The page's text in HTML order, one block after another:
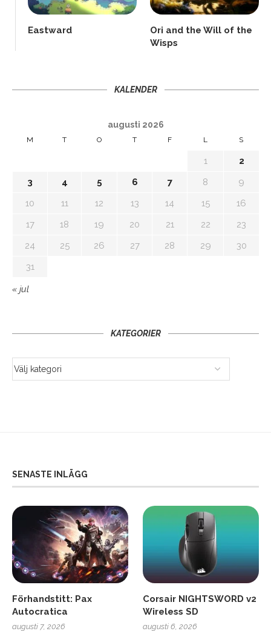
Eastward
Ori and the Will of the
Wisps
KALENDER
augusti 2026
M T O T F L S
1
2
3
4 5 6 7 8
9
10
11 12 13 14 15
16
17
18 19 20 21 22
23
24
25 26 27 28 29
30
31
« jul
KATEGORIER
SENASTE INLÄGG
Förhandstitt: Pax
Autocratica
augusti 7, 2026
Corsair NIGHTSWORD v2
Wireless SD
augusti 6, 2026